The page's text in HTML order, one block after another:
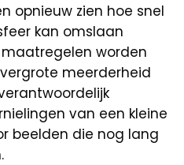
opnieuw zien hoe snel
kan omslaan
worden
meerderheid
van een kleine
beelden die nog lang